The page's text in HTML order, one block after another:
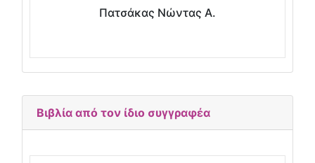
Πατσάκας Νώντας Α.
Βιβλία από τον ίδιο συγγραφέα